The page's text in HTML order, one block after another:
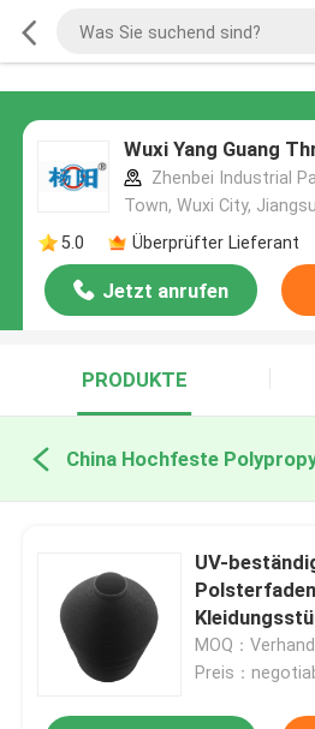
Wuxi Yang Guang
Zhenbei Industrial
Town, Wuxi City,
5.0
Überprüfter Lieferant
Jetzt anrufen
PRODUKTE
UV-
MOQ：
Preis：